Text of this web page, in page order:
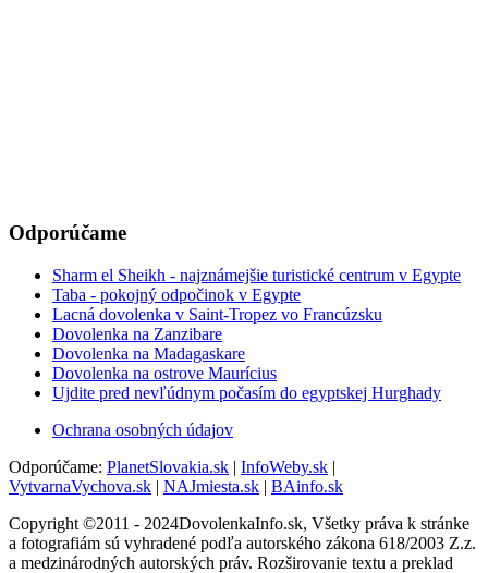
Odporúčame
Sharm el Sheikh - najznámejšie turistické centrum v Egypte
Taba - pokojný odpočinok v Egypte
Lacná dovolenka v Saint-Tropez vo Francúzsku
Dovolenka na Zanzibare
Dovolenka na Madagaskare
Dovolenka na ostrove Maurícius
Ujdite pred nevľúdnym počasím do egyptskej Hurghady
Ochrana osobných údajov
Odporúčame: PlanetSlovakia.sk | InfoWeby.sk |
VytvarnaVychova.sk | NAJmiesta.sk | BAinfo.sk
Copyright ©2011 - 2024DovolenkaInfo.sk, Všetky práva k stránke
a fotografiám sú vyhradené podľa autorského zákona 618/2003 Z.z.
a medzinárodných autorských práv. Rozširovanie textu a preklad